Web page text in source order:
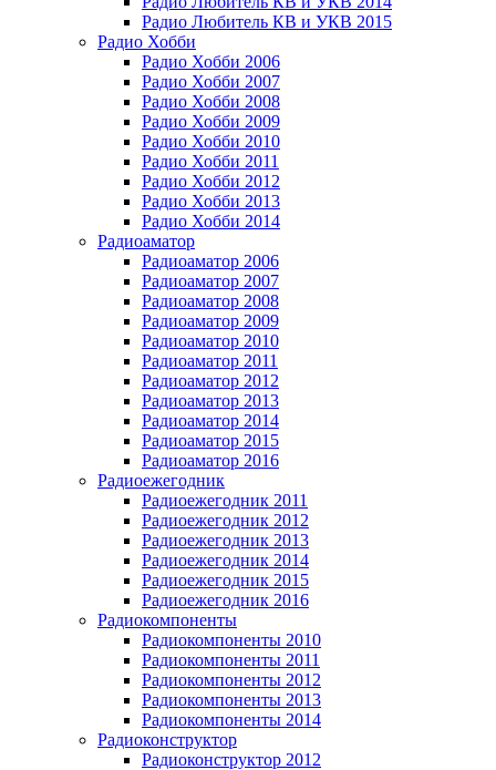
Радио Любитель КВ и УКВ 2015
Радио Хобби
Радио Хобби 2006
Радио Хобби 2007
Радио Хобби 2008
Радио Хобби 2009
Радио Хобби 2010
Радио Хобби 2011
Радио Хобби 2012
Радио Хобби 2013
Радио Хобби 2014
Радиоаматор
Радиоаматор 2006
Радиоаматор 2007
Радиоаматор 2008
Радиоаматор 2009
Радиоаматор 2010
Радиоаматор 2011
Радиоаматор 2012
Радиоаматор 2013
Радиоаматор 2014
Радиоаматор 2015
Радиоаматор 2016
Радиоежегодник
Радиоежегодник 2011
Радиоежегодник 2012
Радиоежегодник 2013
Радиоежегодник 2014
Радиоежегодник 2015
Радиоежегодник 2016
Радиокомпоненты
Радиокомпоненты 2010
Радиокомпоненты 2011
Радиокомпоненты 2012
Радиокомпоненты 2013
Радиокомпоненты 2014
Радиоконструктор
Радиоконструктор 2012